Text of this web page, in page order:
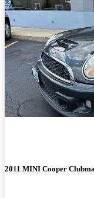
2011 MINI Cooper